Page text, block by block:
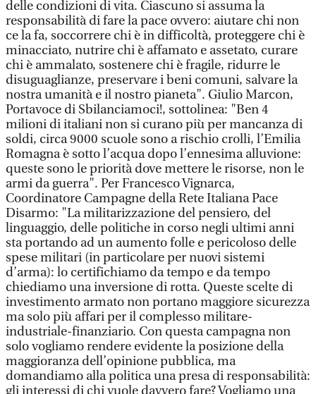
delle condizioni di vita. Ciascuno si assuma la
responsabilità di fare la pace ovvero: aiutare chi non
ce la fa, soccorrere chi è in difficoltà, proteggere chi è
minacciato, nutrire chi è affamato e assetato, curare
chi è ammalato, sostenere chi è fragile, ridurre le
disuguaglianze, preservare i beni comuni, salvare la
nostra umanità e il nostro pianeta". Giulio Marcon,
Portavoce di Sbilanciamoci!, sottolinea: "Ben 4
milioni di italiani non si curano più per mancanza di
soldi, circa 9000 scuole sono a rischio crolli, l’Emilia
Romagna è sotto l’acqua dopo l’ennesima alluvione:
queste sono le priorità dove mettere le risorse, non le
armi da guerra". Per Francesco Vignarca,
Coordinatore Campagne della Rete Italiana Pace
Disarmo: "La militarizzazione del pensiero, del
linguaggio, delle politiche in corso negli ultimi anni
sta portando ad un aumento folle e pericoloso delle
spese militari (in particolare per nuovi sistemi
d’arma): lo certifichiamo da tempo e da tempo
chiediamo una inversione di rotta. Queste scelte di
investimento armato non portano maggiore sicurezza
ma solo più affari per il complesso militare-
industriale-finanziario. Con questa campagna non
solo vogliamo rendere evidente la posizione della
maggioranza dell’opinione pubblica, ma
domandiamo alla politica una presa di responsabilità:
gli interessi di chi vuole davvero fare? Vogliamo una